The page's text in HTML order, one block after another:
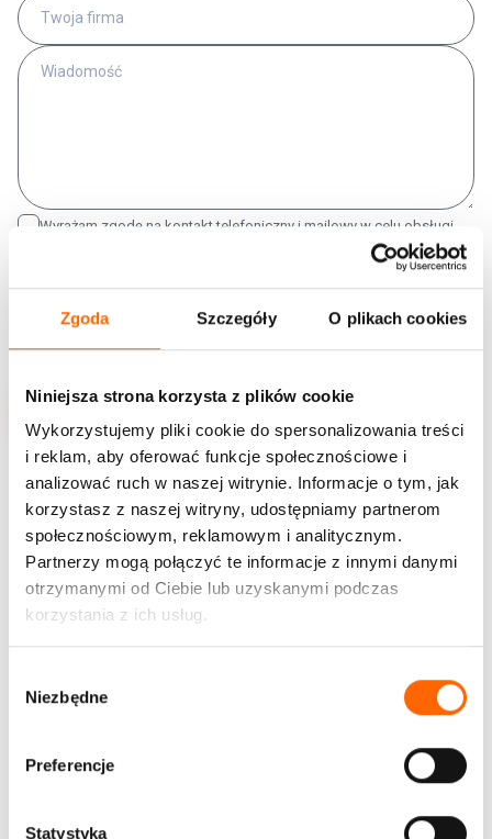
Zgoda Szczegóły O plikach cookies
Niniejsza strona korzysta z plików cookie
Wykorzystujemy pliki cookie do spersonalizowania treści
i reklam, aby oferować funkcje społecznościowe i
analizować ruch w naszej witrynie. Informacje o tym, jak
korzystasz z naszej witryny, udostępniamy partnerom
społecznościowym, reklamowym i analitycznym.
Partnerzy mogą połączyć te informacje z innymi danymi
otrzymanymi od Ciebie lub uzyskanymi podczas
korzystania z ich usług.
Niezbędne
Preferencje
Statystyka
Wyrażam zgodę na kontakt telefoniczny i mailowy w celu obsługi
niniejszego zgłoszenia. Wyrażam zgodę na otrzymywanie informacji
handlowych środkami komunikacji elektronicznej wysyłanymi przez
House of Skills oraz na wykorzystanie komunikacji email w celach
doradczo-szkoleniowe S.A. – właściciel marki House of Skills –
z siedzibą przy ul. Równoległej 4a, 02-235 Warszawa. Więcej
Proces
Jak pracujemy?
01